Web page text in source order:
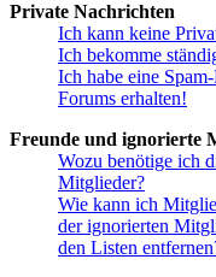
Private Nachrichten
Ich kann keine
Ich bekomme
Ich habe eine
Forums erhalten!
Freunde und ignorierte
Wozu benötige ich
Mitglieder?
Wie kann ich
der ignorierten
den Listen